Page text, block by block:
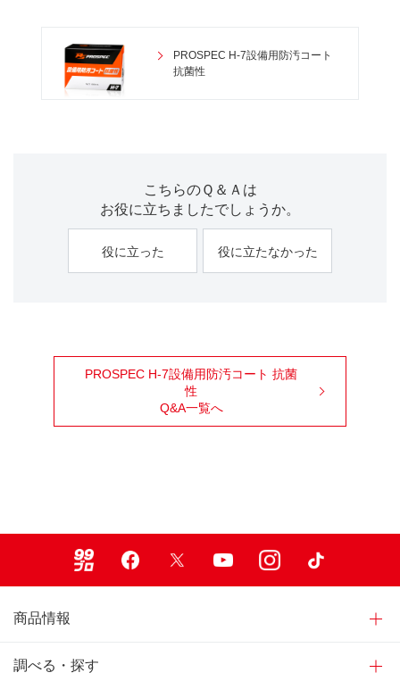
PROSPEC H-7設備用防汚コート
抗菌性
こちらのＱ＆Ａは
お役に立ちましたでしょうか。
役に立った 役に立たなかった
PROSPEC H-7設備用防汚コート 抗菌
性
Q&A一覧へ
商品情報
調べる・探す